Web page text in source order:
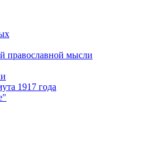
православной мысли
1917 года